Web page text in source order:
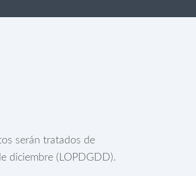
serán tratados de
diciembre (LOPDGDD).